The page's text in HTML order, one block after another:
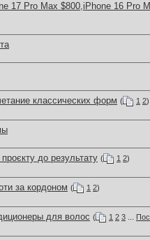
17 Pro Max $800,iPhone 16 Pro
классических форм ( 1 2)
до результату ( 1 2)
за кордоном ( 1 2)
для волос ( 1 2 3